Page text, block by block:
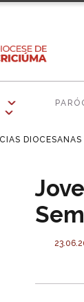
DIOCESANAS